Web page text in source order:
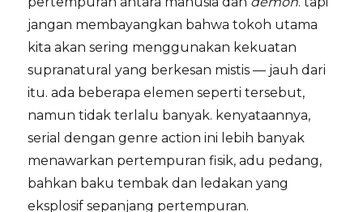
jangan membayangkan bahwa tokoh utama
kita akan sering menggunakan kekuatan
supranatural yang berkesan mistis — jauh dari
itu. ada beberapa elemen seperti tersebut,
namun tidak terlalu banyak. kenyataannya,
serial dengan genre action ini lebih banyak
menawarkan pertempuran fisik, adu pedang,
bahkan baku tembak dan ledakan yang
eksplosif sepanjang pertempuran.